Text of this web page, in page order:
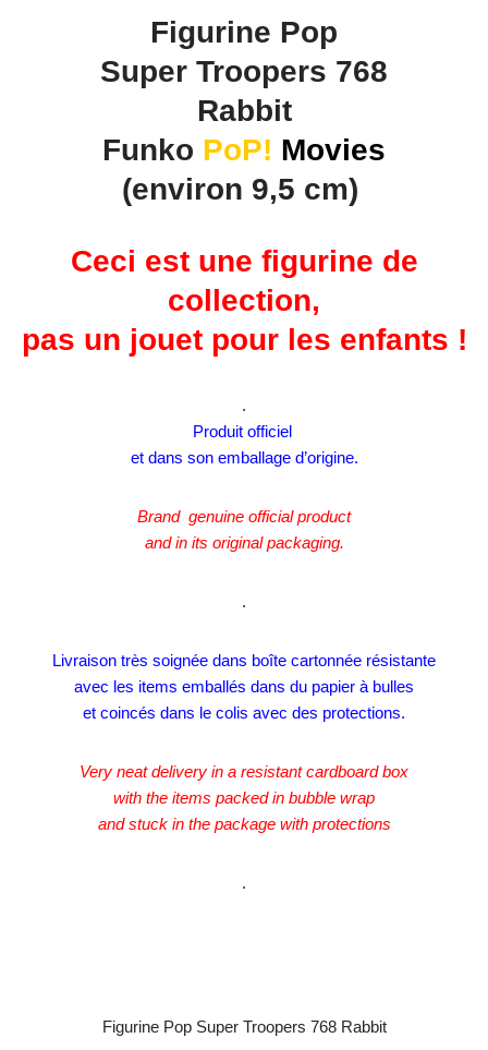
Figurine Pop
Super Troopers 768
Rabbit
Funko PoP! Movies
(environ 9,5 cm)
Ceci est une figurine de
collection,
pas un jouet pour les enfants !
.
Produit officiel
et dans son emballage d’origine.
Brand genuine official product
and in its original packaging.
.
Livraison très soignée dans boîte cartonnée résistante
avec les items emballés dans du papier à bulles
et coincés dans le colis avec des protections.
Very neat delivery in a resistant cardboard box
with the items packed in bubble wrap
and stuck in the package with protections
.
Figurine Pop Super Troopers 768 Rabbit